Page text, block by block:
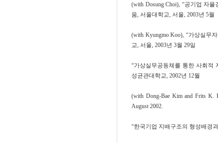
(with Dosung Choi), “공기업 자
움, 서울대학교, 서울, 2003년 5월
(with Kyungmo Koo), “가상실무
교, 서울, 2003년 3월 29일
“가상실무공동체를 통한 사회적
성균관대학교, 2002년 12월
(with Dong-Bae Kim and Frits K.
August 2002.
“한국기업 지배구조의 형성배경